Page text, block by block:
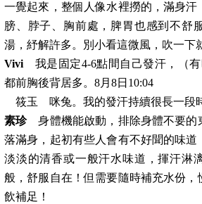
一覺起來，整個人像水裡撈的，滿身汗
膀、脖子、胸前處，脾胃也感到不舒
湯，紓解許多。別小看這微風，吹一下
Vivi 我是固定4-6點間自己發汗，（有
都前胸後背居多。8月8日10:04
筱玉 咪兔。我的發汗持續很長一段
素珍身體機能啟動，排除身體不要的
落滿身，起初有些人會有不好聞的味道
淡淡的清香或一般汗水味道，揮汗淋
般，舒服自在！但需要隨時補充水份，
飲補足！